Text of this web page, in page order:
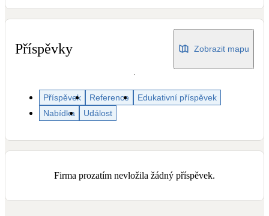
Klimatizace
Okna / dveře
Příspěvky Zobrazit mapu
Příspěvek Reference
Edukativní příspěvek
Nabídka
Událost
Firma prozatím nevložila žádný příspěvek.